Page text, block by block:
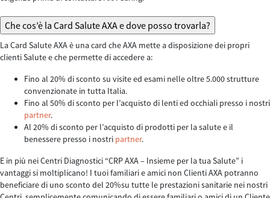
Che cos’è la Card Salute AXA e dove posso trovarla?
La Card Salute AXA è una card che AXA mette a disposizione dei propri
clienti Salute e che permette di accedere a:
Fino al 20% di sconto su visite ed esami nelle oltre 5.000 strutture
convenzionate in tutta Italia.
Fino al 50% di sconto per l’acquisto di lenti ed occhiali presso i nostri
partner.
Al 20% di sconto per l’acquisto di prodotti per la salute e il
benessere presso i nostri partner.
E in più nei Centri Diagnostici “CRP AXA – Insieme per la tua Salute” i
vantaggi si moltiplicano! I tuoi familiari e amici non Clienti AXA potranno
beneficiare di uno sconto del 20%su tutte le prestazioni sanitarie nei nostri